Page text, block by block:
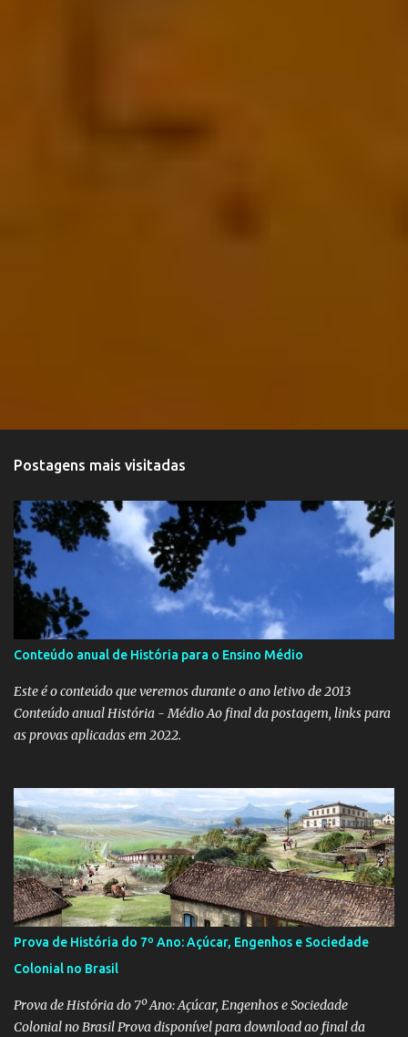
Postagens mais visitadas
Conteúdo anual de História para o Ensino Médio
Este é o conteúdo que veremos durante o ano letivo de 2013
Conteúdo anual História - Médio Ao final da postagem, links para
as provas aplicadas em 2022.
Prova de História do 7º Ano: Açúcar, Engenhos e Sociedade
Colonial no Brasil
Prova de História do 7º Ano: Açúcar, Engenhos e Sociedade
Colonial no Brasil Prova disponível para download ao final da